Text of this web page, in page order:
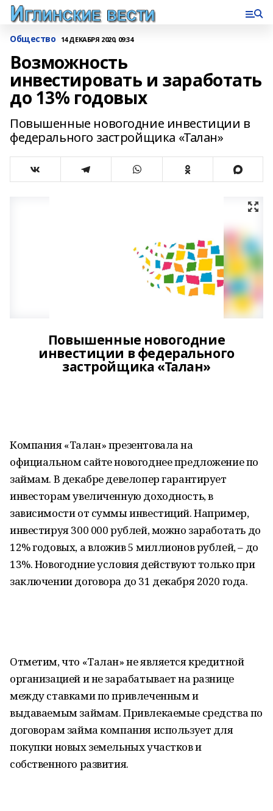
Общество 14 ДЕКАБРЯ 2020, 09:34
Возможность
инвестировать и заработать
до 13% годовых
Повышенные новогодние инвестиции в
федерального застройщика «Талан»
Повышенные новогодние
инвестиции в федерального
застройщика «Талан»
Компания «Талан» презентовала на
официальном сайте новогоднее предложение по
займам. В декабре девелопер гарантирует
инвесторам увеличенную доходность, в
зависимости от суммы инвестиций. Например,
инвестируя 300 000 рублей, можно заработать до
12% годовых, а вложив 5 миллионов рублей, – до
13%. Новогодние условия действуют только при
заключении договора до 31 декабря 2020 года.
Отметим, что «Талан» не является кредитной
организацией и не зарабатывает на разнице
между ставками по привлеченным и
выдаваемым займам. Привлекаемые средства по
договорам займа компания использует для
покупки новых земельных участков и
собственного развития.